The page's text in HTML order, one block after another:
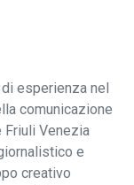
esperienza nel
comunicazione
Friuli Venezia
e
creativo